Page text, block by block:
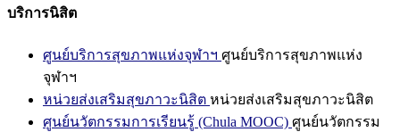
บริการนิสิต
ศูนย์บริการสุขภาพแห่งจุฬาฯ ศูนย์บริการสุขภาพแห่ง
จุฬาฯ
หน่วยส่งเสริมสุขภาวะนิสิต หน่วยส่งเสริมสุขภาวะนิสิต
ศูนย์นวัตกรรมการเรียนรู้ (Chula MOOC) ศูนย์นวัตกรรม